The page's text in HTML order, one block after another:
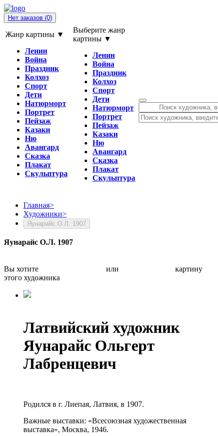
Нет заказов (0)
Жанр картины ▼
Ленин
Война
Праздник
Колхоз
Спорт
Дети
Натюрморт
Портрет
Пейзаж
Казаки
Ню
Авангард
Сказка
Плакат
Скульптура
Выберите жанр
картины ▼
Ленин
Война
Праздник
Колхоз
Спорт
Дети
Натюрморт
Портрет
Пейзаж
Казаки
Ню
Авангард
Сказка
Плакат
Скульптура
Главная>
Художники>
Яунарайс О.Л. 1907
Яунарайс О.Л. 1907
Вы хотите или
картину
этого художника
Латвийский художник
Яунарайс Ольгерт
Лабренцевич
Родился в г. Лиепая, Латвия, в 1907.
Важные выставки: «Всесоюзная художественная
выставка», Москва, 1946.